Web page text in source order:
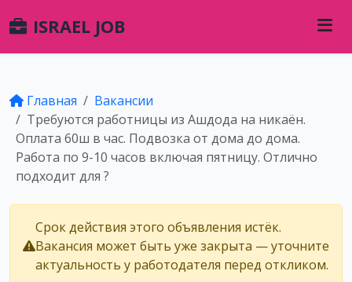
ISRAEL JOB
Главная
Вакансии
Требуются работницы из Ашдода на никаён.
Оплата 60ш в час. Подвозка от дома до дома.
Работа по 9-10 часов включая пятницу. Отлично
подходит для ?
Срок действия этого объявления истёк.
Вакансия может быть уже закрыта — уточните
актуальность у работодателя перед откликом.